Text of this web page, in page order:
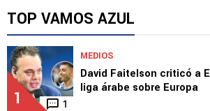
TOP VAMOS AZUL
1 1
MEDIOS
David Faitelson criticó a
liga árabe sobre Europa